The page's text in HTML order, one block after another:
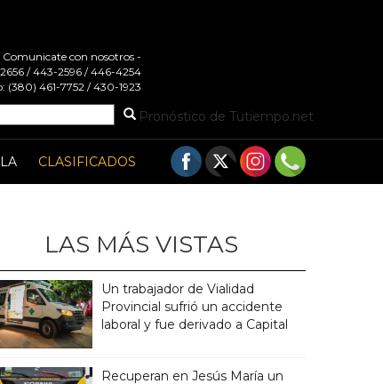
Comunicate con nosotros -
/ 443-2596 / 446-4254
(380) 461-7752 / 430-1923
Pronóstico de Tutiempo.net
CLASIFICADOS
LAS MÁS VISTAS
Un trabajador de Vialidad
Provincial sufrió un accidente
laboral y fue derivado a Capital
Recuperan en Jesús María un